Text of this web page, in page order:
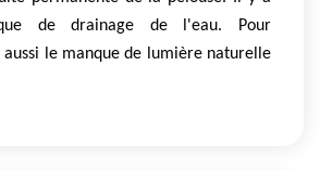
de drainage de l'eau. Pour
le manque de lumière naturelle